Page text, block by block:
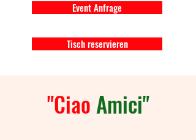
Event Anfrage
Tisch reservieren
"Ciao Amici"